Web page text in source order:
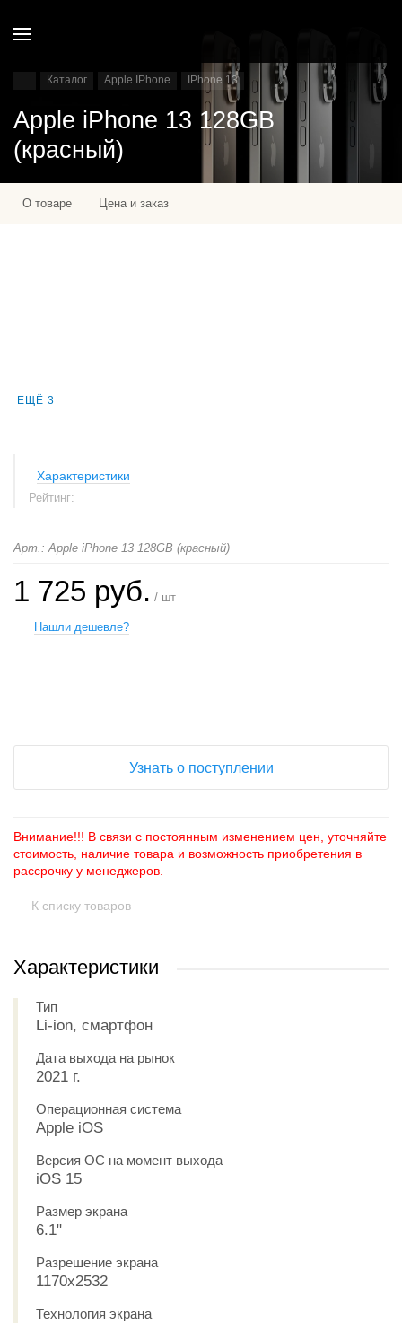
Каталог Apple IPhone IPhone 13
Apple iPhone 13 128GB
(красный)
О товаре Цена и заказ
ЕЩЁ 3
Характеристики
Рейтинг:
Арт.: Apple iPhone 13 128GB (красный)
1 725 руб. / шт
Нашли дешевле?
Узнать о поступлении
Внимание!!! В связи с постоянным изменением цен, уточняйте
стоимость, наличие товара и возможность приобретения в
рассрочку у менеджеров.
К списку товаров
Характеристики
Тип
Li-ion, смартфон
Дата выхода на рынок
2021 г.
Операционная система
Apple iOS
Версия ОС на момент выхода
iOS 15
Размер экрана
6.1"
Разрешение экрана
1170x2532
Технология экрана